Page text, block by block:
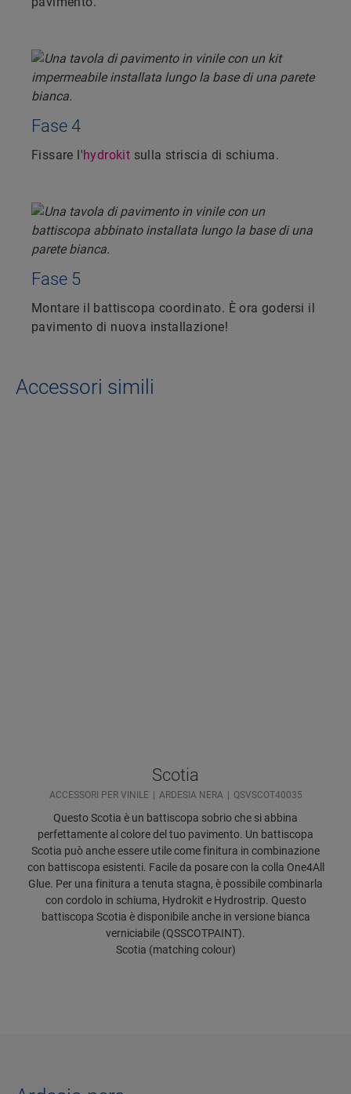
Fase 4
Fissare l'hydrokit sulla striscia di schiuma.
Fase 5
Montare il battiscopa coordinato. È ora godersi il
pavimento di nuova installazione!
Accessori simili
Scotia
ACCESSORI PER VINILE ARDESIA NERA QSVSCOT40035
Questo Scotia è un battiscopa sobrio che si abbina
perfettamente al colore del tuo pavimento. Un battiscopa
Scotia può anche essere utile come finitura in combinazione
con battiscopa esistenti. Facile da posare con la colla One4All
Glue. Per una finitura a tenuta stagna, è possibile combinarla
con cordolo in schiuma, Hydrokit e Hydrostrip. Questo
battiscopa Scotia è disponibile anche in versione bianca
verniciabile (QSSCOTPAINT).
Scotia (matching colour)